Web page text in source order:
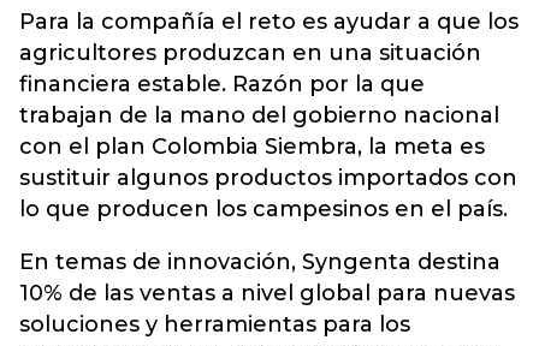
Para la compañía el reto es ayudar a que los
agricultores produzcan en una situación
financiera estable. Razón por la que
trabajan de la mano del gobierno nacional
con el plan Colombia Siembra, la meta es
sustituir algunos productos importados con
lo que producen los campesinos en el país.
En temas de innovación, Syngenta destina
10% de las ventas a nivel global para nuevas
soluciones y herramientas para los